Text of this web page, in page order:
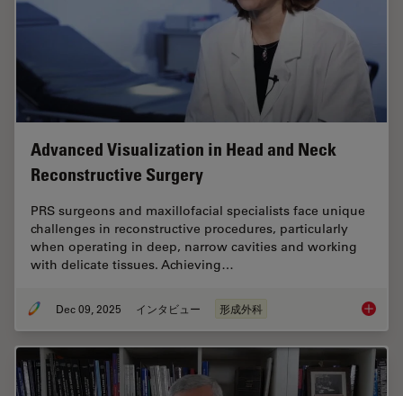
Advanced Visualization in Head and Neck
Reconstructive Surgery
PRS surgeons and maxillofacial specialists face unique
challenges in reconstructive procedures, particularly
when operating in deep, narrow cavities and working
with delicate tissues. Achieving…
Dec 09, 2025 インタビュー 形成外科